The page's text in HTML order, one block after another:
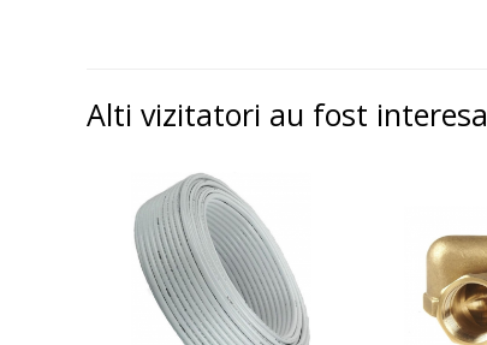
Alti vizitatori au fost